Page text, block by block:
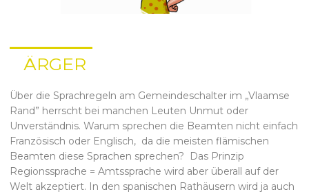
ÄRGER
Über die Sprachregeln am Gemeindeschalter im „Vlaamse
Rand” herrscht bei manchen Leuten Unmut oder
Unverständnis. Warum sprechen die Beamten nicht einfach
Französisch oder Englisch, da die meisten flämischen
Beamten diese Sprachen sprechen? Das Prinzip
Regionssprache = Amtssprache wird aber überall auf der
Welt akzeptiert. In den spanischen Rathäusern wird ja auch